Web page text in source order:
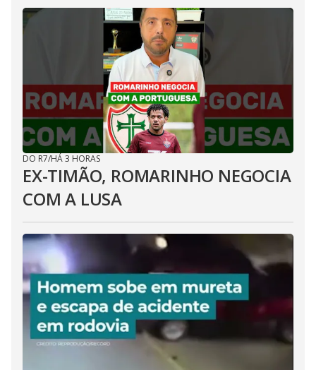
DO R7/HÁ 3 HORAS
EX-TIMÃO, ROMARINHO NEGOCIA
COM A LUSA